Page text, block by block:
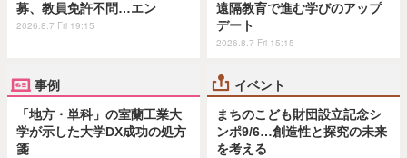
募、教員免許不問…エン
2026.8.7 Fri 19:15
遠隔教育で進む学びのアップ
デート
2026.8.7 Fri 15:15
事例
「地方・単科」の室蘭工業大
学が示した大学DX成功の処方
箋
イベント
まちのこども財団設立記念シ
ンポ9/6…創造性と探究の未来
を考える